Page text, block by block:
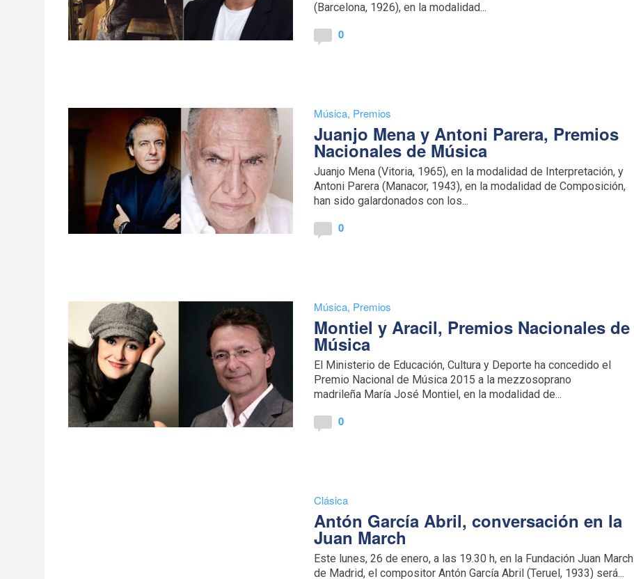
(Barcelona, 1926), en la modalidad...
0
Música, Premios
Juanjo Mena y Antoni Parera, Premios
Nacionales de Música
Juanjo Mena (Vitoria, 1965), en la modalidad de Interpretación, y
Antoni Parera (Manacor, 1943), en la modalidad de Composición,
han sido galardonados con los...
0
Música, Premios
Montiel y Aracil, Premios Nacionales de
Música
El Ministerio de Educación, Cultura y Deporte ha concedido el
Premio Nacional de Música 2015 a la mezzosoprano
madrileña María José Montiel, en la modalidad de...
0
Clásica
Antón García Abril, conversación en la
Juan March
Este lunes, 26 de enero, a las 19.30 h, en la Fundación Juan March
de Madrid, el compositor Antón García Abril (Teruel, 1933) será...